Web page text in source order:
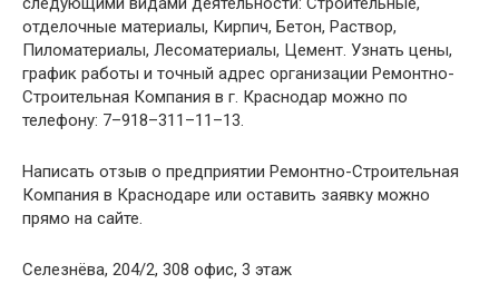
отделочные материалы, Кирпич, Бетон, Раствор,
Пиломатериалы, Лесоматериалы, Цемент. Узнать цены,
график работы и точный адрес организации Ремонтно-
Строительная Компания в г. Краснодар можно по
телефону: 7–918–311–11–13.
Написать отзыв о предприятии Ремонтно-Строительная
Компания в Краснодаре или оставить заявку можно
прямо на сайте.
Селезнёва, 204/2, 308 офис, 3 этаж